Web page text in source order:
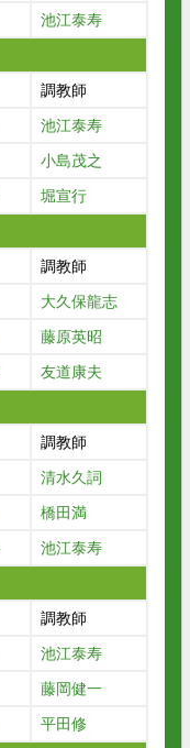
池江泰寿
調教師
池江泰寿
小島茂之
堀宣行
調教師
大久保龍志
藤原英昭
友道康夫
調教師
清水久詞
橋田満
池江泰寿
調教師
池江泰寿
藤岡健一
平田修